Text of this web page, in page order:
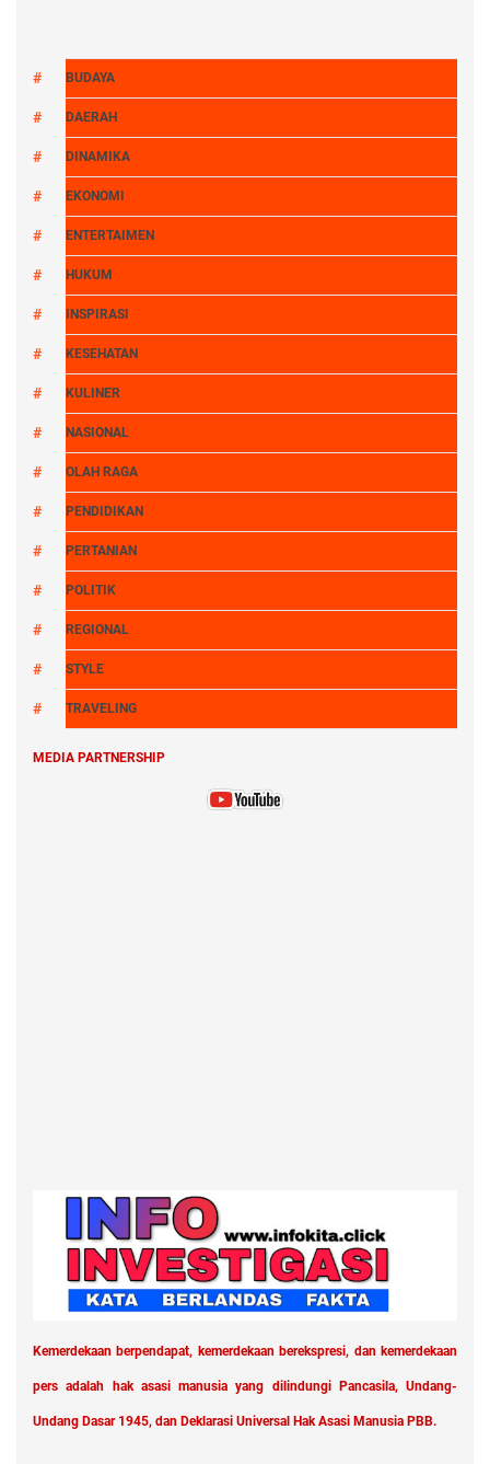
BUDAYA
DAERAH
DINAMIKA
EKONOMI
ENTERTAIMEN
HUKUM
INSPIRASI
KESEHATAN
KULINER
NASIONAL
OLAH RAGA
PENDIDIKAN
PERTANIAN
POLITIK
REGIONAL
STYLE
TRAVELING
MEDIA PARTNERSHIP
Kemerdekaan berpendapat, kemerdekaan berekspresi, dan kemerdekaan
pers adalah hak asasi manusia yang dilindungi Pancasila, Undang-
Undang Dasar 1945, dan Deklarasi Universal Hak Asasi Manusia PBB.